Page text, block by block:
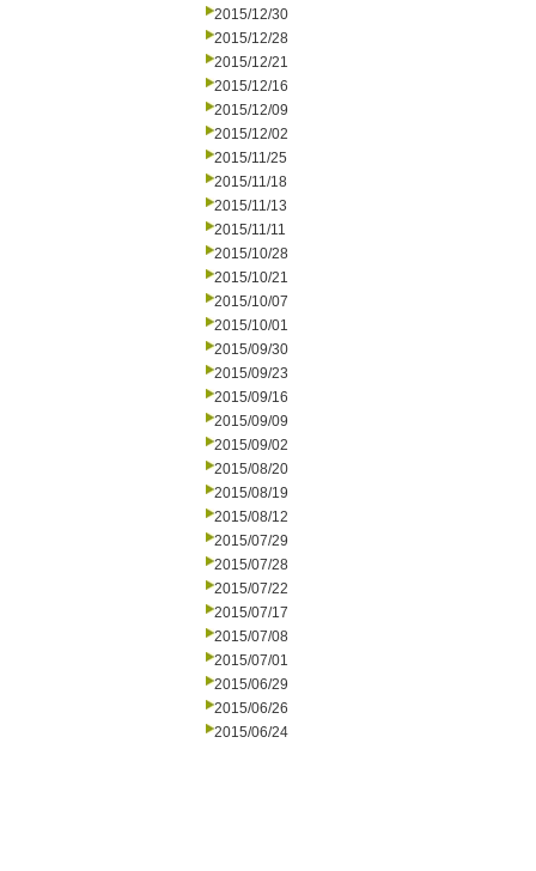
2015/12/30
2015/12/28
2015/12/21
2015/12/16
2015/12/09
2015/12/02
2015/11/25
2015/11/18
2015/11/13
2015/11/11
2015/10/28
2015/10/21
2015/10/07
2015/10/01
2015/09/30
2015/09/23
2015/09/16
2015/09/09
2015/09/02
2015/08/20
2015/08/19
2015/08/12
2015/07/29
2015/07/28
2015/07/22
2015/07/17
2015/07/08
2015/07/01
2015/06/29
2015/06/26
2015/06/24